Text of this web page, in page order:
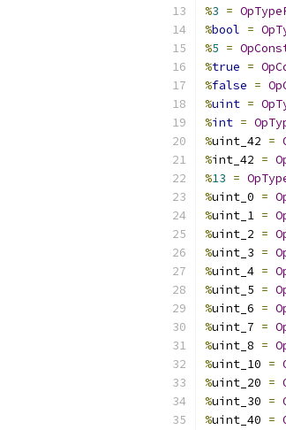
%3 =
%bool =
%5 =
%true =
%false =
%uint =
%int =
%uint_42 =
%int_42 =
%13 =
%uint_0 =
%uint_1 =
%uint_2 =
%uint_3 =
%uint_4 =
%uint_5 =
%uint_6 =
%uint_7 =
%uint_8 =
%uint_10 =
%uint_20 =
%uint_30 =
%uint_40 =